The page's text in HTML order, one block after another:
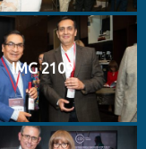
IMG 2109